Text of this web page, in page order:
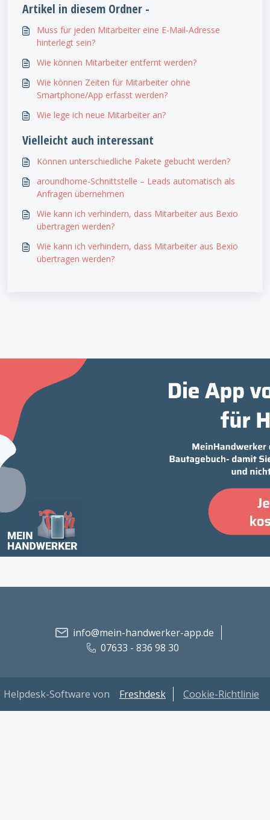
Artikel in diesem Ordner -
Muss für jeden Mitarbeiter eine E-Mail-Adresse
hinterlegt sein?
Wie können Mitarbeiter entfernt werden?
Wie können Zeiten für Mitarbeiter ohne
Smartphone/App erfasst werden?
Wie lege ich neue Mitarbeiter an?
Vielleicht auch interessant
Können unterschiedliche Pakete gebucht werden?
aroundhome-Schnittstelle – Leads automatisch als
Anfragen übernehmen
Wie kann ich verhindern, dass Mitarbeiter aus Bexio
übertragen werden?
Wie kann ich verhindern, dass Mitarbeiter aus Bexio
übertragen werden?
info@mein-handwerker-app.de
07633 - 836 98 30
Helpdesk-Software von Freshdesk Cookie-Richtlinie